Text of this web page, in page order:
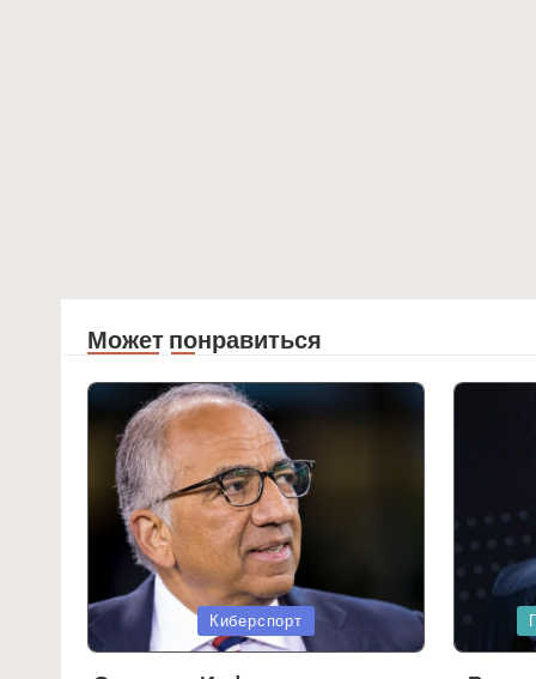
Может понравиться
Posted
in
Киберспорт
Posted
in